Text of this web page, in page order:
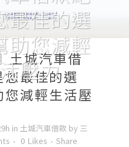
最佳的選
助您減輕
壓力
土城汽車借
您最佳的選
減輕生活壓
in 土城汽車借款 by 三
0 Likes
Share